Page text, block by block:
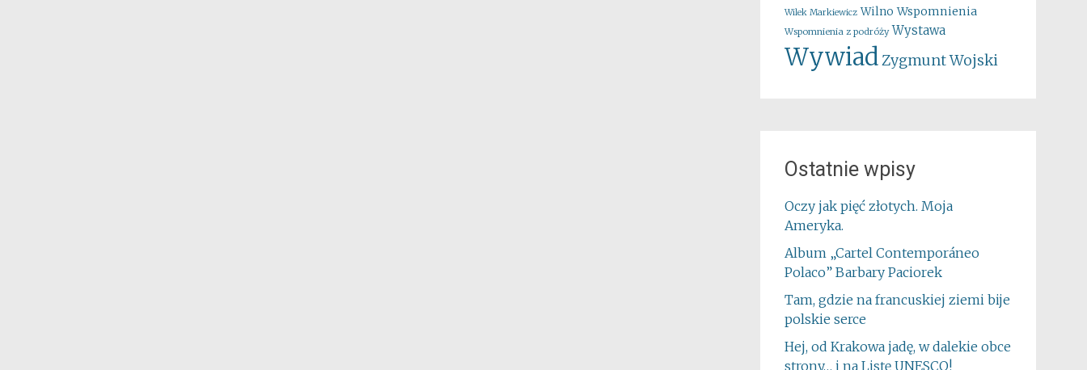
Wilek Markiewicz Wilno Wspomnienia
Wspomnienia z podróży Wystawa
WywiadZygmunt Wojski
Ostatnie wpisy
Oczy jak pięć złotych. Moja
Ameryka.
Album „Cartel Contemporáneo
Polaco” Barbary Paciorek
Tam, gdzie na francuskiej ziemi bije
polskie serce
Hej, od Krakowa jadę, w dalekie obce
strony… i na Listę UNESCO!